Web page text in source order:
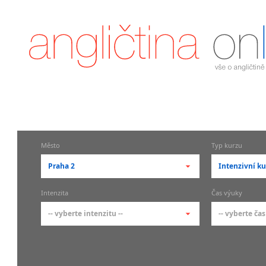
Město
Praha 2
-- vyberte město --
pražské městské části
Typ kurzu
Intenzivní
-- vyberte
Intenzita
-- vyberte intenzitu --
Čas výuky
-- vyberte